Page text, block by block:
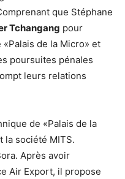
que Stéphane
Tchangang pour
de la Micro» et
poursuites pénales
leurs relations
de «Palais de la
la société MITS.
Après avoir
Air Export, il propose